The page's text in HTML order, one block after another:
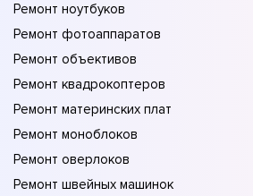
Ремонт ноутбуков
Ремонт фотоаппаратов
Ремонт объективов
Ремонт квадрокоптеров
Ремонт материнских плат
Ремонт моноблоков
Ремонт оверлоков
Ремонт швейных машинок